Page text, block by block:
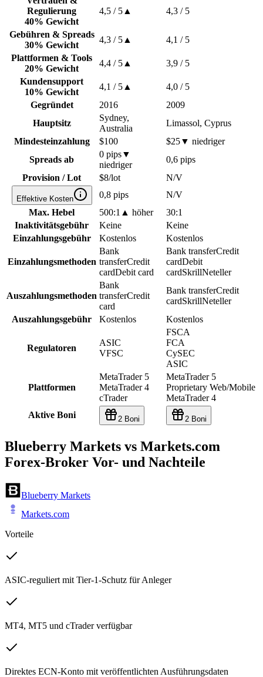
Regulierung
40% Gewicht
4,5 / 5 ▲ 4,3 / 5
Gebühren & Spreads
30% Gewicht
4,3 / 5 ▲ 4,1 / 5
Plattformen & Tools
20% Gewicht
4,4 / 5 ▲ 3,9 / 5
Kundensupport
10% Gewicht
4,1 / 5 ▲ 4,0 / 5
Gegründet
2016
2009
Hauptsitz
Sydney,
Australia
Limassol, Cyprus
Mindesteinzahlung
$100 $25▼ niedriger
Spreads ab
0 pips▼
niedriger
0,6 pips
Provision / Lot
$8/lot N/V
Effektive Kosten 0,8 pips
N/V
Max. Hebel
500:1 ▲ höher
30:1
Inaktivitätsgebühr
Keine
Keine
Einzahlungsgebühr
Kostenlos Kostenlos
Einzahlungsmethoden
Bank
transferCredit
cardDebit card
Bank transferCredit
cardDebit
cardSkrillNeteller
Auszahlungsmethoden
Bank
transferCredit
card
Bank transferCredit
cardSkrillNeteller
Auszahlungsgebühr
Kostenlos Kostenlos
Regulatoren
ASIC
VFSC
FSCA
FCA
CySEC
ASIC
Plattformen
MetaTrader 5
MetaTrader 4
cTrader
MetaTrader 5
Proprietary Web/Mobile
MetaTrader 4
Aktive Boni
2 Boni 2 Boni
Blueberry Markets vs Markets.com
Forex-Broker Vor- und Nachteile
Blueberry Markets
Markets.com
Vorteile
ASIC-reguliert mit Tier-1-Schutz für Anleger
MT4, MT5 und cTrader verfügbar
Direktes ECN-Konto mit veröffentlichten Ausführungsdaten